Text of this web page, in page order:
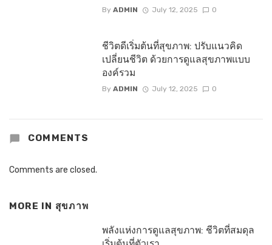
By ADMIN July 12, 2025 0
ชีวิตดีเริ่มต้นที่สุขภาพ: ปรับแนวคิด
เปลี่ยนชีวิต ด้วยการดูแลสุขภาพแบบ
องค์รวม
By ADMIN July 12, 2025 0
COMMENTS
Comments are closed.
MORE IN สุขภาพ
พลังแห่งการดูแลสุขภาพ: ชีวิตที่สมดุล